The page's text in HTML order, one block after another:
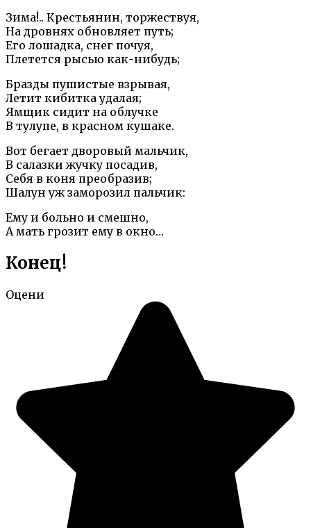
Зима!.. Крестьянин, торжествуя,
На дровнях обновляет путь;
Его лошадка, снег почуя,
Плетется рысью как-нибудь;
Бразды пушистые взрывая,
Летит кибитка удалая;
Ямщик сидит на облучке
В тулупе, в красном кушаке.
Вот бегает дворовый мальчик,
В салазки жучку посадив,
Себя в коня преобразив;
Шалун уж заморозил пальчик:
Ему и больно и смешно,
А мать грозит ему в окно…
Конец!
Оцени